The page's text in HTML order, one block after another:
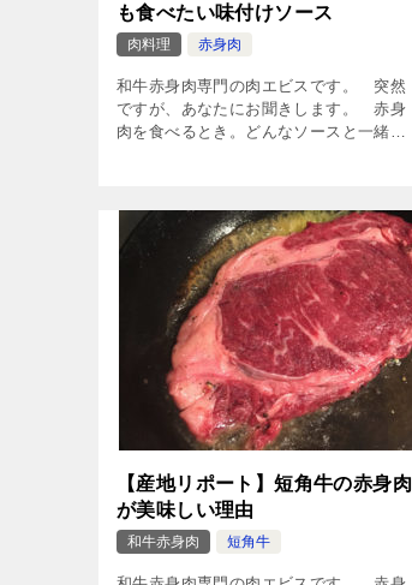
も食べたい味付けソース
肉料理 赤身肉
和牛赤身肉専門の肉エビスです。 突然
ですが、あなたにお聞きします。 赤身
肉を食べるとき。どんなソースと一緒に
【産地リポート】短角牛の赤身肉
が美味しい理由
和牛赤身肉 短角牛